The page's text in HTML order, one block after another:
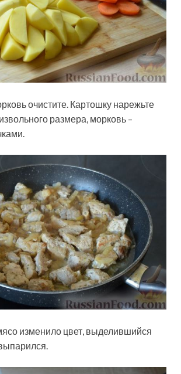
очистите. Картошку нарежьте
размера, морковь –
изменило цвет, выделившийся